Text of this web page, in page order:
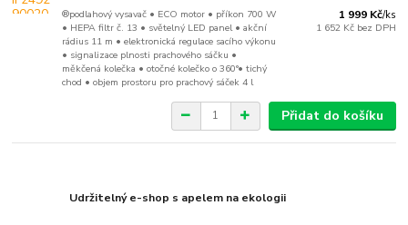
®️podlahový vysavač • ECO motor • příkon 700 W
• HEPA filtr č. 13 • světelný LED panel • akční
rádius 11 m • elektronická regulace sacího výkonu
• signalizace plnosti prachového sáčku •
měkčená kolečka • otočné kolečko o 360°• tichý
chod • objem prostoru pro prachový sáček 4 l
1 999 Kč/ks
1 652 Kč bez DPH
Přidat do košíku
Udržitelný e-shop s apelem na ekologii